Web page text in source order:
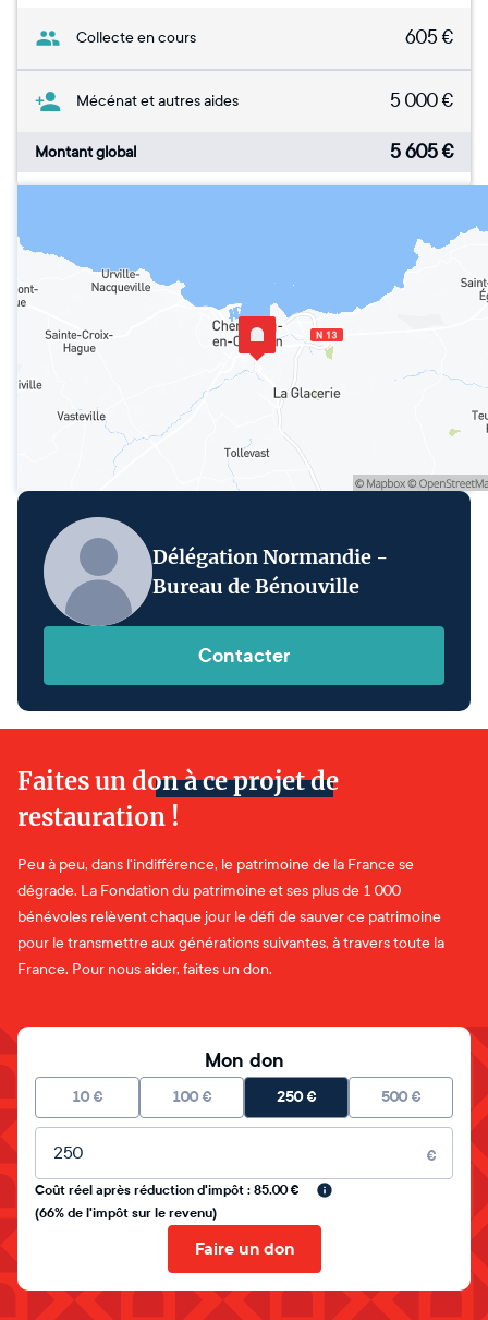
Collecte en cours 605 €
Mécénat et autres aides 5 000€
Montant global 5 605€
Délégation Normandie -
Bureau de Bénouville
Contacter
Faites un don à ce projet de
restauration !
Peu à peu, dans l'indifférence, le patrimoine de la France se
dégrade. La Fondation du patrimoine et ses plus de 1 000
bénévoles relèvent chaque jour le défi de sauver ce patrimoine
pour le transmettre aux générations suivantes, à travers toute la
France. Pour nous aider, faites un don.
Mon don
10 € 100 € 250€ 500 €
Montant libre
€
Coût réel après réduction d'impôt : 85.00 €
(66% de l'impôt sur le revenu)
Faire un don